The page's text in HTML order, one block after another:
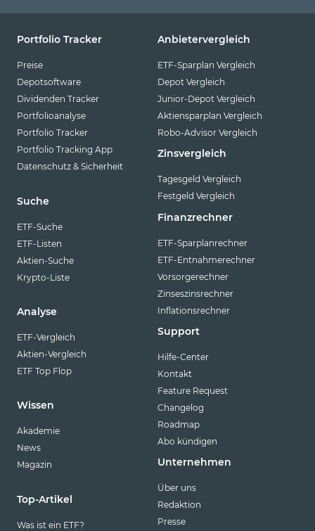
Portfolio Tracker
Preise
Depotsoftware
Dividenden Tracker
Portfolioanalyse
Portfolio Tracker
Portfolio Tracking App
Datenschutz & Sicherheit
Suche
ETF-Suche
ETF-Listen
Aktien-Suche
Krypto-Liste
Analyse
ETF-Vergleich
Aktien-Vergleich
ETF Top Flop
Wissen
Akademie
News
Magazin
Top-Artikel
Was ist ein ETF?
Anbietervergleich
ETF-Sparplan Vergleich
Depot Vergleich
Junior-Depot Vergleich
Aktiensparplan Vergleich
Robo-Advisor Vergleich
Zinsvergleich
Tagesgeld Vergleich
Festgeld Vergleich
Finanzrechner
ETF-Sparplanrechner
ETF-Entnahmerechner
Vorsorgerechner
Zinseszinsrechner
Inflationsrechner
Support
Hilfe-Center
Kontakt
Feature Request
Changelog
Roadmap
Abo kündigen
Unternehmen
Über uns
Redaktion
Presse